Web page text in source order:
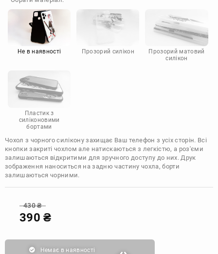
Doogee
Infinix
Sony
Motorola
Не в наявності Прозорий силікон
Прозорий матовий
силікон
Пластик з
силіконовими
бортами
Чохол з чорного силікону захищає Ваш телефон з усіх сторін. Всі
кнопки закриті чохлом але натискаються з легкістю, а роз'єми
залишаються відкритими для зручного доступу до них. Друк
зображення наноситься на задню частину чохла, борти
залишаються чорними.
430₴
390₴
Немає в наявності